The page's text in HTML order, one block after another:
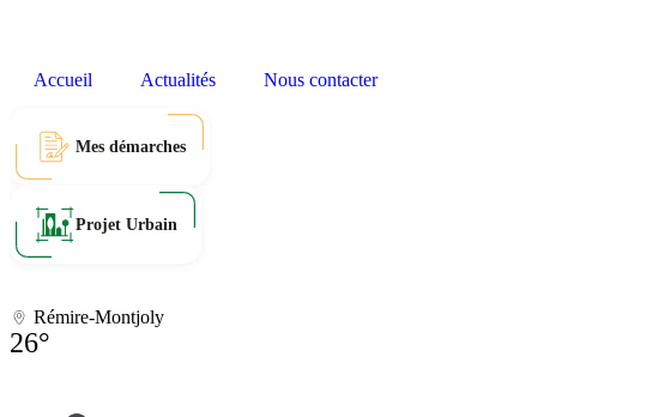
Accueil Actualités Nous contacter
Mes démarches
Projet Urbain
Rémire-Montjoly
26°